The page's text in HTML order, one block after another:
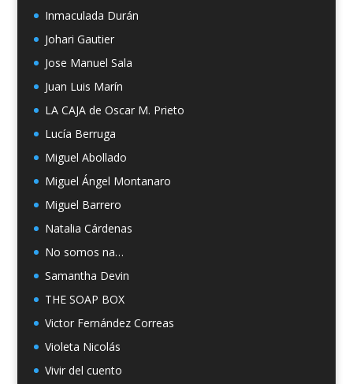
Inmaculada Durán
Johari Gautier
Jose Manuel Sala
Juan Luis Marín
LA CAJA de Oscar M. Prieto
Lucía Berruga
Miguel Abollado
Miguel Ángel Montanaro
Miguel Barrero
Natalia Cárdenas
No somos na…
Samantha Devin
THE SOAP BOX
Victor Fernández Correas
Violeta Nicolás
Vivir del cuento